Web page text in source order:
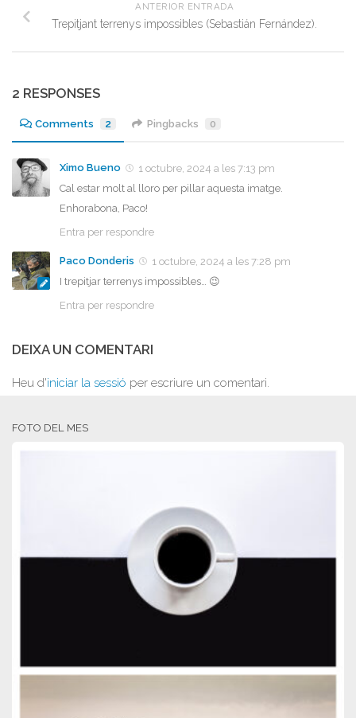
ANTERIOR ENTRADA
Trepitjant terrenys impossibles (Sebastián Fernández).
2 RESPONSES
Comments 2 Pingbacks 0
Ximo Bueno
1 octubre, 2024 a les 7:13 pm
Cal estar molt al lloro per pillar aquesta imatge.
Enhorabona, Paco!
Entra per respondre
Paco Donderis
1 octubre, 2024 a les 7:28 pm
I trepitjar terrenys impossibles… 😉
Entra per respondre
DEIXA UN COMENTARI
Heu d'iniciar la sessió per escriure un comentari.
FOTO DEL MES